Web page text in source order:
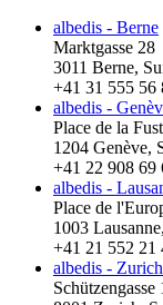
albedis - Berne
Marktgasse 28
3011 Berne,
+41 31 555 56
albedis -
Place de la
1204 Genève,
+41 22 908 69
albedis -
Place de
1003
+41 21 552 21
albedis - Zurich
Schützengasse